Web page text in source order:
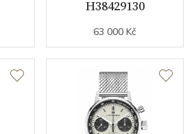
H38429130
63 000 Kč